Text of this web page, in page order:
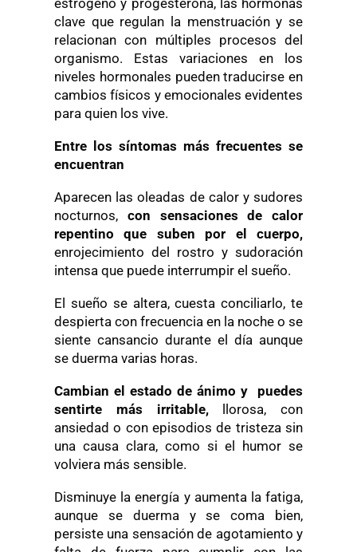
estrógeno y progesterona, las hormonas
clave que regulan la menstruación y se
relacionan con múltiples procesos del
organismo. Estas variaciones en los
niveles hormonales pueden traducirse en
cambios físicos y emocionales evidentes
para quien los vive.
Entre los síntomas más frecuentes se
encuentran
Aparecen las oleadas de calor y sudores
nocturnos,con sensaciones de calor
repentino que suben por el cuerpo,
enrojecimiento del rostro y sudoración
intensa que puede interrumpir el sueño.
El sueño se altera, cuesta conciliarlo, te
despierta con frecuencia en la noche o se
siente cansancio durante el día aunque
se duerma varias horas.
Cambian el estado de ánimo y puedes
sentirte más irritable,llorosa, con
ansiedad o con episodios de tristeza sin
una causa clara, como si el humor se
volviera más sensible.
Disminuye la energía y aumenta la fatiga,
aunque se duerma y se coma bien,
persiste una sensación de agotamiento y